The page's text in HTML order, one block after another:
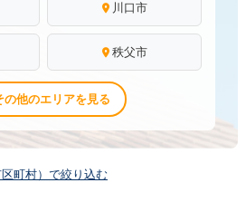
川口市
秩父市
の他のエリアを見る
町村）で絞り込む